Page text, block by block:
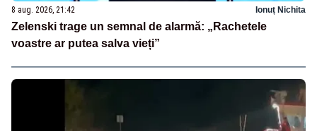
8 aug. 2026, 21:42 Ionuț Nichita
Zelenski trage un semnal de alarmă: „Rachetele
voastre ar putea salva vieți”